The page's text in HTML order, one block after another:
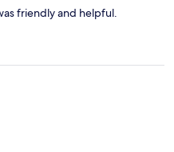
friendly and helpful.